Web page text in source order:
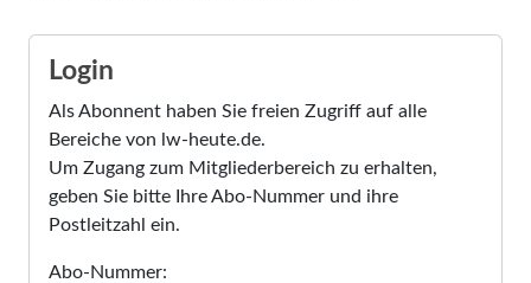
Login
Als Abonnent haben Sie freien Zugriff auf alle
Bereiche von lw-heute.de.
Um Zugang zum Mitgliederbereich zu erhalten,
geben Sie bitte Ihre Abo-Nummer und ihre
Postleitzahl ein.
Abo-Nummer: